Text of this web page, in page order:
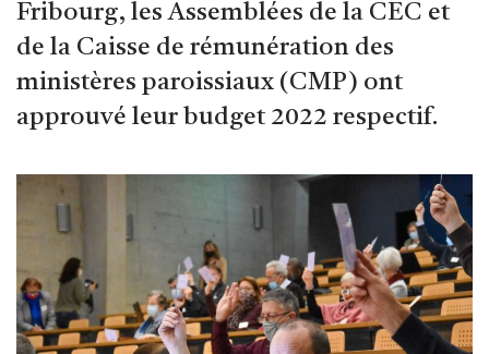
Fribourg, les Assemblées de la CEC et
de la Caisse de rémunération des
ministères paroissiaux (CMP) ont
approuvé leur budget 2022 respectif.